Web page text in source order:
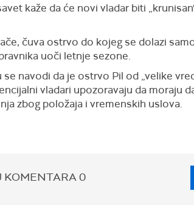
kaže da će novi vladar biti
čuva ostrvo do kojeg se dolazi
uoči letnje sezone.
se navodi da je ostrvo Pil od „velike
vladari upozoravaju da moraju
zbog položaja i vremenskih uslova.
KOMENTARA0